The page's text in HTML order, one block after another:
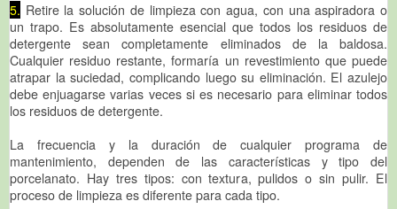
5. Retire la solución de limpieza con agua, con una aspiradora o
un trapo. Es absolutamente esencial que todos los residuos de
detergente sean completamente eliminados de la baldosa.
Cualquier residuo restante, formaría un revestimiento que puede
atrapar la suciedad, complicando luego su eliminación. El azulejo
debe enjuagarse varias veces si es necesario para eliminar todos
los residuos de detergente.
La frecuencia y la duración de cualquier programa de
mantenimiento, dependen de las características y tipo del
porcelanato. Hay tres tipos: con textura, pulidos o sin pulir. El
proceso de limpieza es diferente para cada tipo.